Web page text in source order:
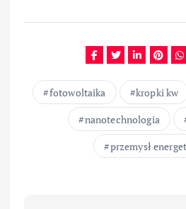
fotowoltaika kropki kw
nanotechnologia
przemysł